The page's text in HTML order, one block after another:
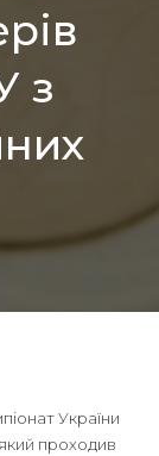
з
України
проходив